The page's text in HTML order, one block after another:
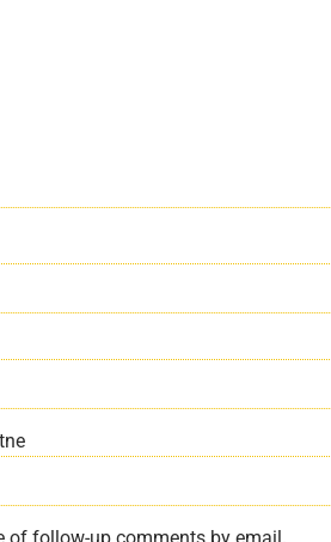
of follow-up comments by email.